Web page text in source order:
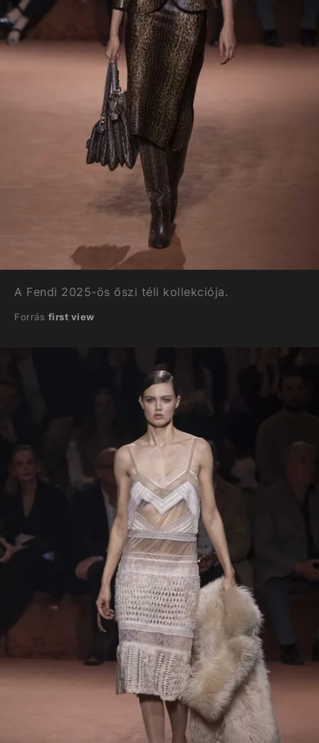
A Fendi 2025-ös őszi téli kollekciója.
Forrás first view